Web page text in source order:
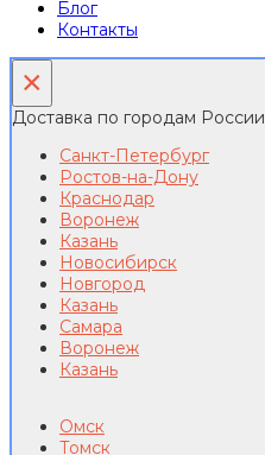
Блог
Контакты
×
Доставка по городам России
Санкт-Петербург
Ростов-на-Дону
Краснодар
Воронеж
Казань
Новосибирск
Новгород
Казань
Самара
Воронеж
Казань
Омск
Томск